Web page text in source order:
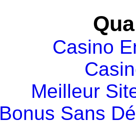
Casino
Meilleur
Bonus Sans